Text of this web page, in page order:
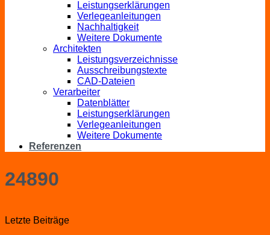
Leistungserklärungen
Verlegeanleitungen
Nachhaltigkeit
Weitere Dokumente
Architekten
Leistungsverzeichnisse
Ausschreibungstexte
CAD-Dateien
Verarbeiter
Datenblätter
Leistungserklärungen
Verlegeanleitungen
Weitere Dokumente
Referenzen
24890
Letzte Beiträge